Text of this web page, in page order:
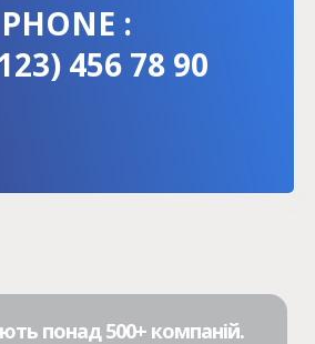
PHONE :
456 78 90
понад 500+ компаній.